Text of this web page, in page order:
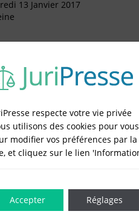
13 Janvier 2017
29 Avril 2016
18 Mars 2016
Département (Arrivée)
22 Janvier 2016
respecte votre vie privée
utilisons des cookies pour
modifier vos préférences par
et cliquez sur le lien
Accepter Réglages